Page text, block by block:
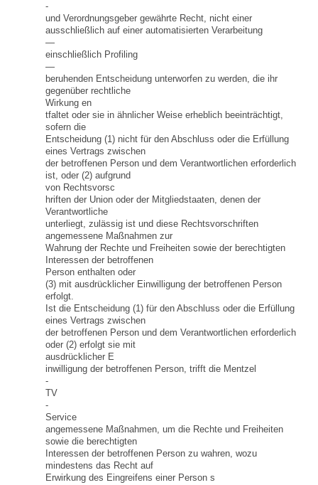
-
und Verordnungsgeber gewährte Recht, nicht einer
ausschließlich auf einer automatisierten Verarbeitung
—
einschließlich Profiling
—
beruhenden Entscheidung unterworfen zu werden, die ihr
gegenüber rechtliche
Wirkung en
tfaltet oder sie in ähnlicher Weise erheblich beeinträchtigt,
sofern die
Entscheidung (1) nicht für den Abschluss oder die Erfüllung
eines Vertrags zwischen
der betroffenen Person und dem Verantwortlichen erforderlich
ist, oder (2) aufgrund
von Rechtsvorsc
hriften der Union oder der Mitgliedstaaten, denen der
Verantwortliche
unterliegt, zulässig ist und diese Rechtsvorschriften
angemessene Maßnahmen zur
Wahrung der Rechte und Freiheiten sowie der berechtigten
Interessen der betroffenen
Person enthalten oder
(3) mit ausdrücklicher Einwilligung der betroffenen Person
erfolgt.
Ist die Entscheidung (1) für den Abschluss oder die Erfüllung
eines Vertrags zwischen
der betroffenen Person und dem Verantwortlichen erforderlich
oder (2) erfolgt sie mit
ausdrücklicher E
inwilligung der betroffenen Person, trifft die Mentzel
-
TV
-
Service
angemessene Maßnahmen, um die Rechte und Freiheiten
sowie die berechtigten
Interessen der betroffenen Person zu wahren, wozu
mindestens das Recht auf
Erwirkung des Eingreifens einer Person s